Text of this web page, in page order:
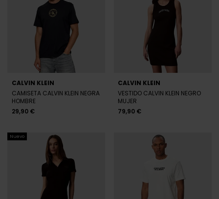
CALVIN KLEIN
CAMISETA CALVIN KLEIN NEGRA
HOMBRE
29,90 €
CALVIN KLEIN
VESTIDO CALVIN KLEIN NEGRO
MUJER
79,90 €
Nuevo